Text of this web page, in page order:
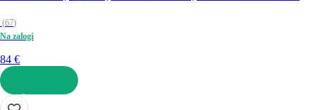
(67)
Na zalogi
84 €
V KOŠARICO